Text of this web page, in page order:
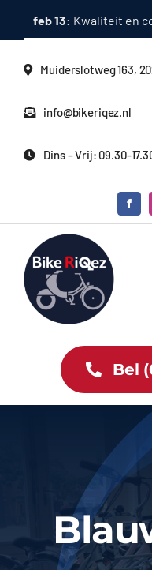
naar
feb 13: Kwaliteit en
Muiderslotweg 163,
info@bikeriqez.nl
Dins – Vrij: 09.30-
Tweewielers
Bike News
Bel